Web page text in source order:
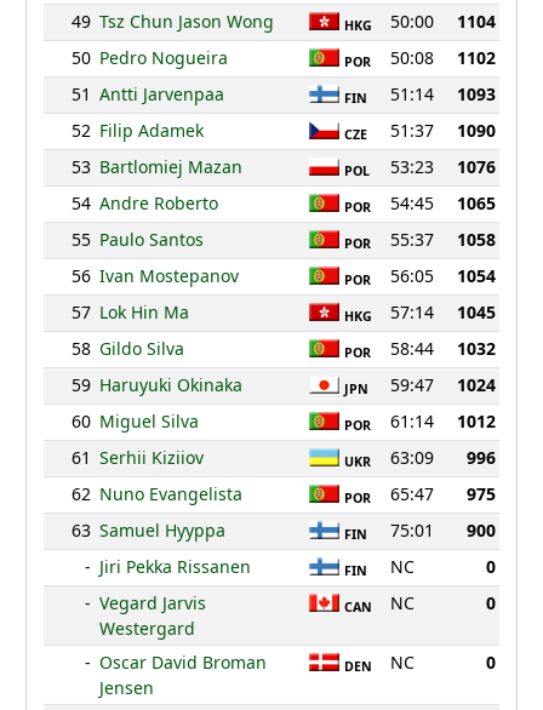
49 Tsz Chun Jason Wong HKG 50:00
1104
50 Pedro Nogueira POR 50:08
1102
51 Antti Jarvenpaa FIN 51:14
1093
52 Filip Adamek CZE 51:37
1090
53 Bartlomiej Mazan POL 53:23
1076
54 Andre Roberto POR 54:45
1065
55 Paulo Santos POR 55:37
1058
56 Ivan Mostepanov POR 56:05
1054
57 Lok Hin Ma HKG 57:14
1045
58 Gildo Silva POR 58:44
1032
59 Haruyuki Okinaka JPN 59:47
1024
60 Miguel Silva POR 61:14
1012
61 Serhii Kiziiov UKR 63:09
996
62 Nuno Evangelista POR 65:47
975
63 Samuel Hyyppa FIN 75:01
900
- Jiri Pekka Rissanen FIN NC
0
- Vegard Jarvis
Westergard
CAN NC 0
- Oscar David Broman
Jensen
DEN NC 0